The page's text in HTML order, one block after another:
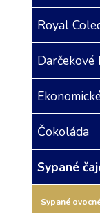
Royal
Darčekové
Čokoláda
Sypané
Sypané